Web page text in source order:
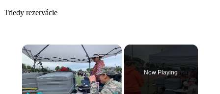
Triedy rezervácie
Now Playing